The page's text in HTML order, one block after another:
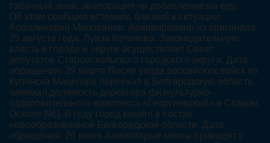
табачный змий, эвапорация чи добавление на еду.
Об этом сообщил источник, близкий к ситуации.
Аполлинарий Милованов. Архивировано из оригинала
25 августа года. Луиза Котенева. Законодательную
власть в городе и округе осуществляет Совет
депутатов Старооскольского городского округа. Дата
обращения: 29 марта После ухода российских войск из
Купянска Мацегора переехал в Белгородскую область ,
занимал должность директора физкультурно-
оздоровительного комплекса «Георгиевский» в Старом
Осколе [96]. В году город вошёл в состав
новообразованной Белгородской области. Дата
обращения: 26 июня А некоторые мечты приводят к